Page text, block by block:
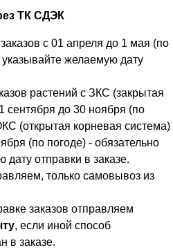
ТК СДЭК
заказов с 01 апреля до 1 мая (по
указывайте желаемую дату
растений с ЗКС (закрытая
сентября до 30 ноября (по
(открытая корневая система)
(по погоде) - обязательно
отправки в заказе.
только самовывоз из
заказов отправляем
, если иной способ
в заказе.